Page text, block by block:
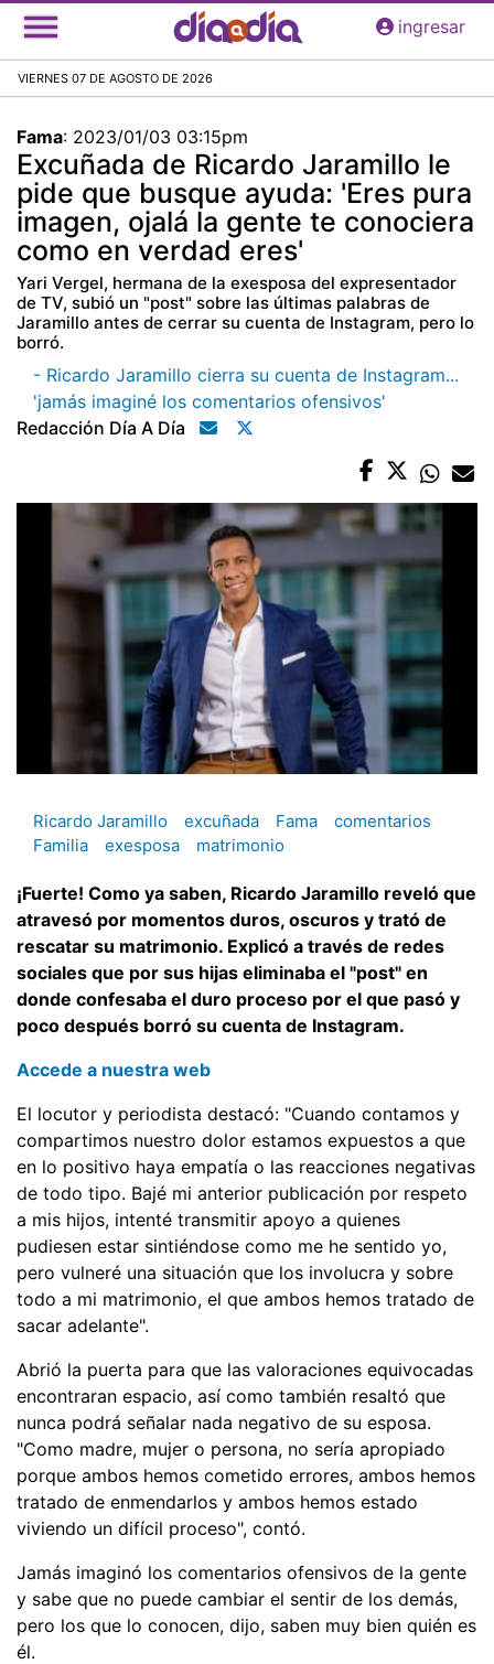
Pasar
al
principal
ingresar
VIERNES 07 DE AGOSTO DE 2026
Fama: 2023/01/03 03:15pm
Excuñada de Ricardo Jaramillo le
pide que busque ayuda: 'Eres pura
imagen, ojalá la gente te conociera
como en verdad eres'
Yari Vergel, hermana de la exesposa del expresentador
de TV, subió un "post" sobre las últimas palabras de
Jaramillo antes de cerrar su cuenta de Instagram, pero lo
borró.
- Ricardo Jaramillo cierra su cuenta de Instagram...
'jamás imaginé los comentarios ofensivos'
Redacción Día A Día
Ricardo Jaramillo excuñada Fama
comentarios
Familia
exesposa matrimonio
¡Fuerte! Como ya saben, Ricardo Jaramillo reveló que
atravesó por momentos duros, oscuros y trató de
rescatar su matrimonio. Explicó a través de redes
sociales que por sus hijas eliminaba el "post" en
donde confesaba el duro proceso por el que pasó y
poco después borró su cuenta de Instagram.
Accede a nuestra web
El locutor y periodista destacó: "Cuando contamos y
compartimos nuestro dolor estamos expuestos a que
en lo positivo haya empatía o las reacciones negativas
de todo tipo. Bajé mi anterior publicación por respeto
a mis hijos, intenté transmitir apoyo a quienes
pudiesen estar sintiéndose como me he sentido yo,
pero vulneré una situación que los involucra y sobre
todo a mi matrimonio, el que ambos hemos tratado de
sacar adelante".
Abrió la puerta para que las valoraciones equivocadas
encontraran espacio, así como también resaltó que
nunca podrá señalar nada negativo de su esposa.
"Como madre, mujer o persona, no sería apropiado
porque ambos hemos cometido errores, ambos hemos
tratado de enmendarlos y ambos hemos estado
viviendo un difícil proceso", contó.
Jamás imaginó los comentarios ofensivos de la gente
y sabe que no puede cambiar el sentir de los demás,
pero los que lo conocen, dijo, saben muy bien quién es
él.